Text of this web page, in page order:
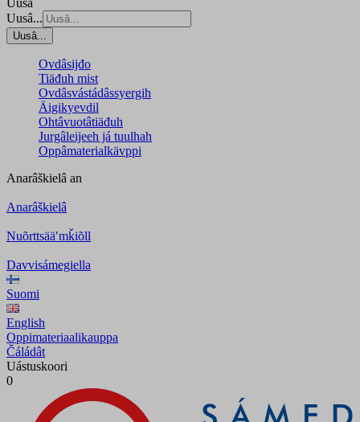
Uusâ...
Uusâ...
Ovdâsijđo
Tiäđuh mist
Ovdâsvástádâssyergih
Äigikyevdil
Ohtâvuotâtiäđuh
Jurgâleijeeh já tuulhah
Oppâmaterialkävppi
Anarâškielâ an
Anarâškielâ
Nuõrttsääʹmǩiõll
Davvisámegiella
Suomi
English
Oppimateriaalikauppa
Čáládât
Uástuskoori
0